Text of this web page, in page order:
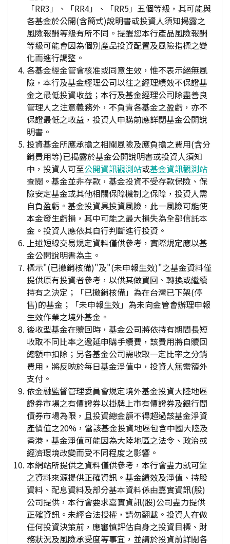
「RR3」、「RR4」、「RR5」五個等級，其可能與
各基金於公開(含簡式)說明書或投資人須知揭露之
風險報酬等級有所不同。提醒您本行產品風險報酬
等級可能會因為個別產品投資配置及風險指標之變
化而進行調整。
各基金經金管會核准或同意生效，惟不表示絕無風
險，本行及基金經理公司以往之經理績效不保證基
金之最低投資收益；本行及基金經理公司除盡善良
管理人之注意義務外，不負責各基金之盈虧，亦不
保證最低之收益，投資人申購前應詳閱基金公開說
明書。
投資基金所應承擔之相關風險及應負擔之費用(含分
銷費用等)已揭露於基金公開說明書或投資人須知
中，投資人可至公開資訊觀測站或基金資訊觀測站
查閱。基金並非存款，基金投資不受存款保險、保
險安定基金或其他相關保障機制之保障，投資人需
自負盈虧。基金投資具投資風險，此一風險可能使
本金發生虧損，其中可能之最大損失為全部信託本
金。投資人應依其自行判斷進行投資。
上述短線交易規定資料僅供參考，實際規定應以基
金公開說明書為主。
標示"(已撤銷核備)"及"(未申報生效)"之基金資料僅
提供原有投資者參考，以供其做買回、轉換或繼續
持有之決定；「已撤銷核備」為在台灣已下架(停
售)的基金；「未申報生效」為未向金管會辦理申報
生效作業之境外基金。
後收型基金在贖回時，基金公司將依持有期間長短
收取不同比率之遞延申購手續費，該費用將自贖回
總額中扣除；另各基金公司需收取一定比率之分銷
費用，將反映於每日基金淨值中，投資人無需額外
支付。
依金融監督管理委員會規定境外基金投資大陸地區
證券市場之有價證券以掛牌上市有價證券及銀行間
債券市場為限，且投資總金額不得超過該基金淨資
產價值之20%，當該基金投資地區包含中國大陸及
香港，基金淨值可能因為大陸地區之法令、政治或
經濟環境改變而受不同程度之影響。
本網站所提供之資料僅供參考，本行會盡力就可靠
之資料來源提供正確資訊。基金績效及淨值、持股
資料、配息資料及部分基本資料係由嘉實資訊(股)
公司提供，本行會要求嘉實資訊(股)公司盡力提供
正確資訊。未經合法授權，請勿翻載。投資人在做
任何投資決策前，應審慎評估自身之投資目標、財
務狀況及風險承受度等事宜，並請於投資前詳閱各